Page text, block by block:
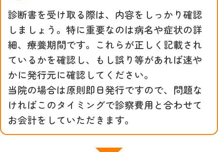
診断書を受け取る際は、内容をしっかり確認
しましょう。特に重要なのは病名や症状の詳
細、療養期間です。これらが正しく記載され
ているかを確認し、もし誤り等があれば速や
かに発行元に確認してください。
当院の場合は原則即日発行ですので、問題な
ければこのタイミングで診察費用と合わせて
お会計をしていただきます。